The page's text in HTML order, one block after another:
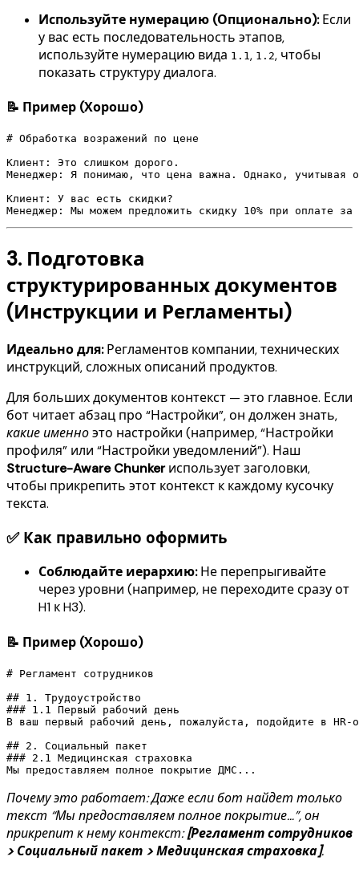
Используйте нумерацию (Опционально):Если
у вас есть последовательность этапов,
используйте нумерацию вида 1.1 , 1.2, чтобы
показать структуру диалога.
📝 Пример (Хорошо)
# Обработка возражений по цене
Клиент: Это слишком дорого.
Менеджер: Я понимаю, что цена важна. Однако, учитывая
Клиент: У вас есть скидки?
3. Подготовка
структурированных документов
(Инструкции и Регламенты)
Идеально для:Регламентов компании, технических
инструкций, сложных описаний продуктов.
Для больших документов контекст — это главное. Если
бот читает абзац про “Настройки”, он должен знать,
какие именноэто настройки (например, “Настройки
профиля” или “Настройки уведомлений”). Наш
Structure-Aware Chunkerиспользует заголовки,
чтобы прикрепить этот контекст к каждому кусочку
текста.
✅ Как правильно оформить
Соблюдайте иерархию:Не перепрыгивайте
через уровни (например, не переходите сразу от
H1 к H3).
📝 Пример (Хорошо)
# Регламент сотрудников
## 1. Трудоустройство
### 1.1 Первый рабочий день
В ваш первый рабочий день, пожалуйста, подойдите в
## 2. Социальный пакет
### 2.1 Медицинская страховка
Почему это работает: Даже если бот найдет только
текст “Мы предоставляем полное покрытие…”, он
прикрепит к нему контекст:[Регламент сотрудников
> Социальный пакет > Медицинская страховка].